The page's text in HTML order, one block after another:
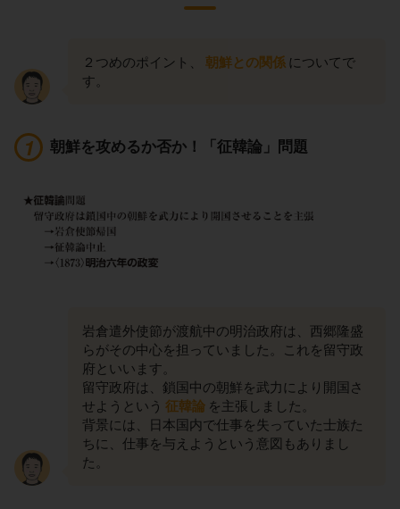
２つめのポイント、 朝鮮との関係 についてで
す。
朝鮮を攻めるか否か！「征韓論」問題
岩倉遣外使節が渡航中の明治政府は、西郷隆盛
らがその中心を担っていました。これを留守政
府といいます。
留守政府は、鎖国中の朝鮮を武力により開国さ
せようという 征韓論 を主張しました。
背景には、日本国内で仕事を失っていた士族た
ちに、仕事を与えようという意図もありまし
た。